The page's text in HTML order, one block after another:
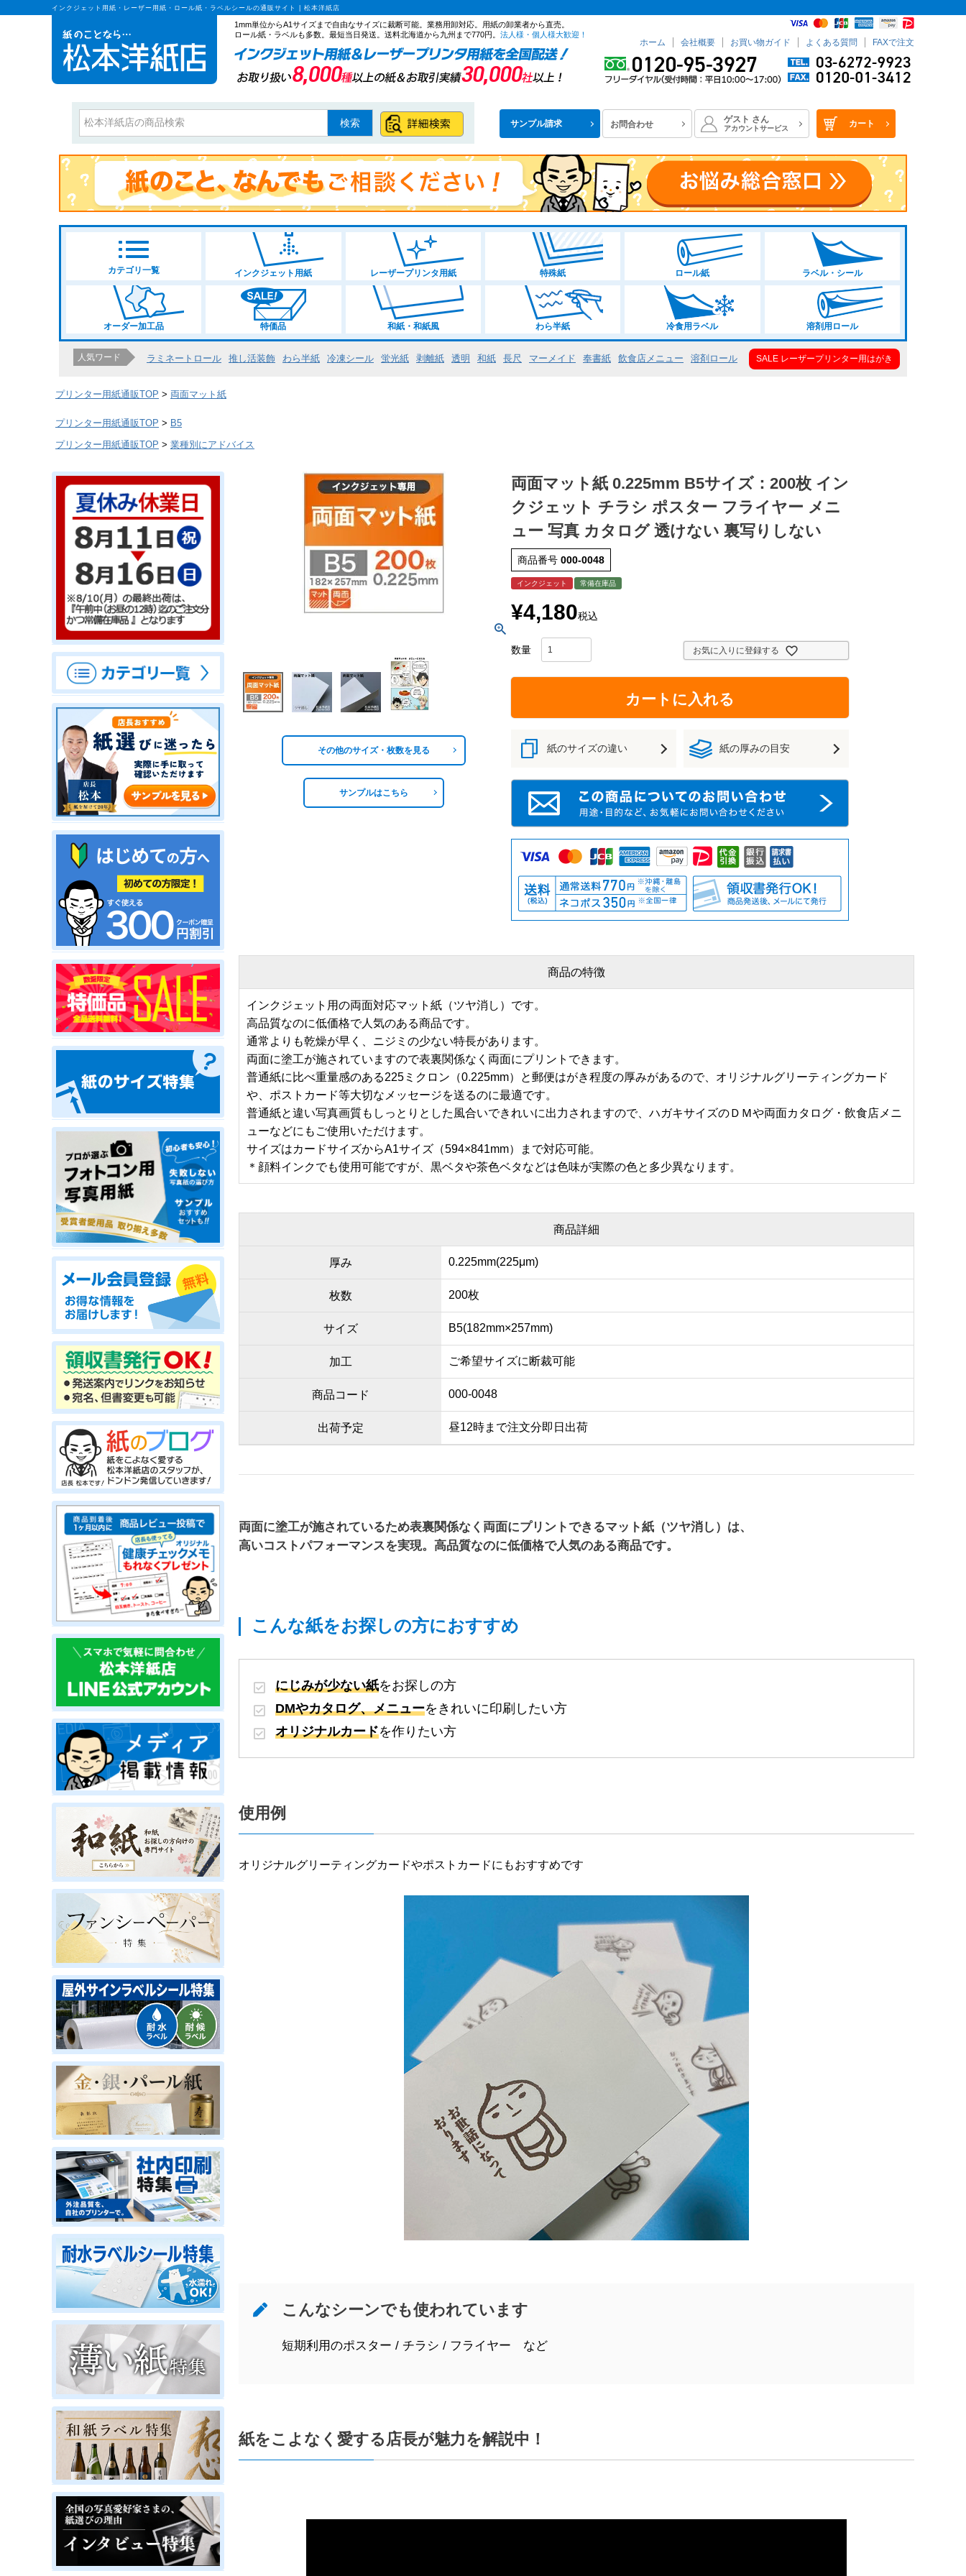
インクジェット用紙・レーザー用紙・ロール紙・ラベルシールの通販サイト | 松本洋紙店
1mm単位からA1サイズまで自由なサイズに裁断可能。業務用卸対応。用紙の卸業者から直売。
ロール紙・ラベルも多数。最短当日発送。送料北海道から九州まで770円。 法人様・個人様大歓迎！
ホーム 会社概要 お買い物ガイド よくある質問 FAXで注文
サンプル請求 お問合わせ ゲスト さん
アカウントサービス カート
検索
カテゴリ一覧 インクジェット用紙 レーザープリンタ用紙 特殊紙 ロール紙 ラベル・シール
オーダー加工品 特価品 和紙・和紙風 わら半紙 冷食用ラベル 溶剤用ロール
人気ワード ラミネートロール 推し活装飾 わら半紙 冷凍シール 蛍光紙 剥離紙 透明 和紙 長尺 マーメイド 奉書紙 飲食店メニュー 溶剤ロール SALE レーザープリンター用はがき
プリンター用紙通販TOP 両面マット紙
プリンター用紙通販TOP
B5
プリンター用紙通販TOP
業種別にアドバイス
その他のサイズ・枚数を見る
サンプルはこちら
両面マット紙 0.225mm B5サイズ：200枚 イン
クジェット チラシ ポスター フライヤー メニ
ュー 写真 カタログ 透けない 裏写りしない
商品番号 000-0048
インクジェット 常備在庫品
¥4,180税込
お気に入りに登録する
カートに入れる
紙のサイズの違い 紙の厚みの目安
商品の特徴
インクジェット用の両面対応マット紙（ツヤ消し）です。
高品質なのに低価格で人気のある商品です。
通常よりも乾燥が早く、ニジミの少ない特長があります。
両面に塗工が施されていますので表裏関係なく両面にプリントできます。
普通紙に比べ重量感のある225ミクロン（0.225mm）と郵便はがき程度の厚みがあるので、オリジナルグリーティングカード
や、ポストカード等大切なメッセージを送るのに最適です。
普通紙と違い写真画質もしっとりとした風合いできれいに出力されますので、ハガキサイズのＤＭや両面カタログ・飲食店メニ
ューなどにもご使用いただけます。
サイズはカードサイズからA1サイズ（594×841mm）まで対応可能。
＊顔料インクでも使用可能ですが、黒ベタや茶色ベタなどは色味が実際の色と多少異なります。
商品詳細
厚み 0.225mm(225μm)
枚数 200枚
サイズ B5(182mm×257mm)
加工 ご希望サイズに断裁可能
商品コード 000-0048
出荷予定 昼12時まで注文分即日出荷
両面に塗工が施されているため表裏関係なく両面にプリントできるマット紙（ツヤ消し）は、
高いコストパフォーマンスを実現。高品質なのに低価格で人気のある商品です。
こんな紙をお探しの方におすすめ
にじみが少ない紙をお探しの方
DMやカタログ、メニューをきれいに印刷したい方
オリジナルカードを作りたい方
使用例
オリジナルグリーティングカードやポストカードにもおすすめです
こんなシーンでも使われています
短期利用のポスター / チラシ / フライヤー など
紙をこよなく愛する店長が魅力を解説中！